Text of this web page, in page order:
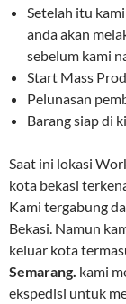
Setelah itu
anda akan
sebelum kami
Start Mass
Pelunasan
Barang siap di
Saat ini lokasi
kota bekasi
Kami tergabung
Bekasi. Namun
keluar kota
Semarang. kami
ekspedisi untuk